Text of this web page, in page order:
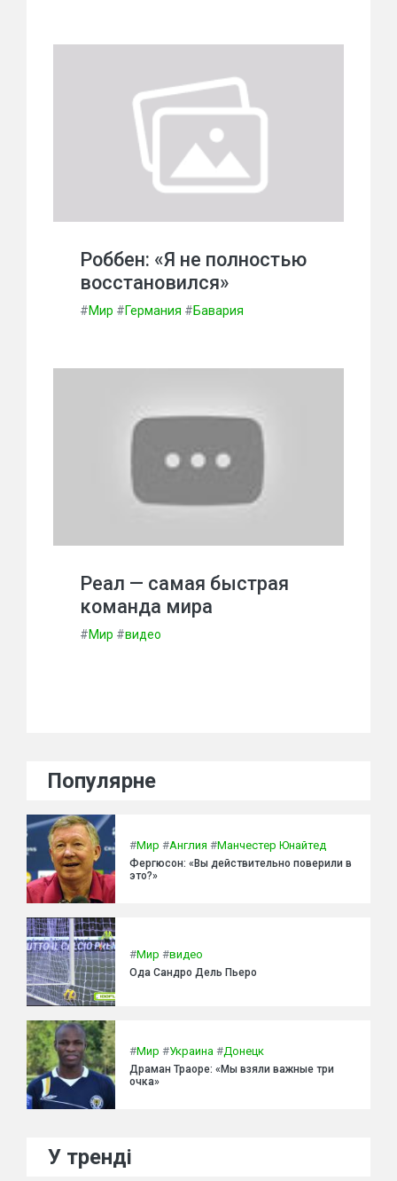
Роббен: «Я не полностью
восстановился»
#Мир #Германия #Бавария
Реал — самая быстрая
команда мира
#Мир #видео
Популярне
#Мир #Англия #Манчестер Юнайтед
Фергюсон: «Вы действительно поверили в
это?»
#Мир #видео
Ода Сандро Дель Пьеро
#Мир #Украина #Донецк
Драман Траоре: «Мы взяли важные три
очка»
У тренді